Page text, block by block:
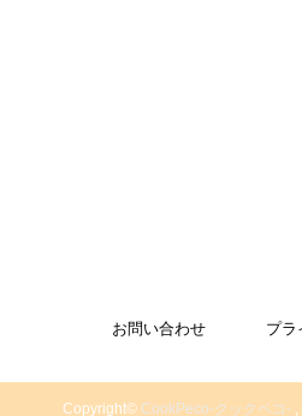
お問い合わせ プラ
Copyright© CookPeco-クックペコ-